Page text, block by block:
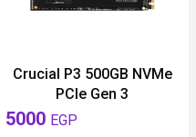
Crucial P3 500GB NVMe
PCIe Gen 3
5000 EGP